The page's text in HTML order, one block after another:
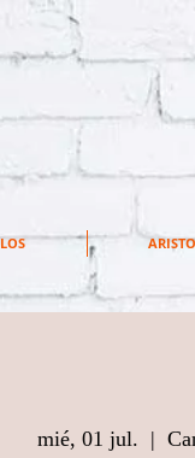
mié, 01 jul.
  |